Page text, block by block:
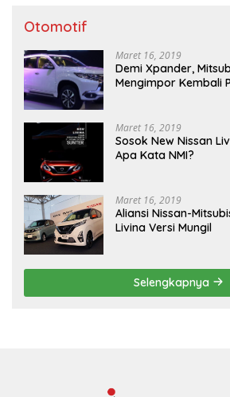
Otomotif
Maret 16, 2019
Demi Xpander,
Mengimpor Kembali
Maret 16, 2019
Sosok New Nissan
Apa Kata NMI?
Maret 16, 2019
Aliansi Nissan-
Livina Versi Mungil
Selengkapnya